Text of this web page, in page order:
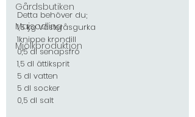
Gårdsbutiken
Majsodling
Mjölkproduktion
Detta behöver du;
1,5 kg Västeråsgurka
1knippe krondill
0,5 dl senapsfrö
1,5 dl ättiksprit
5 dl vatten
5 dl socker
0,5 dl salt